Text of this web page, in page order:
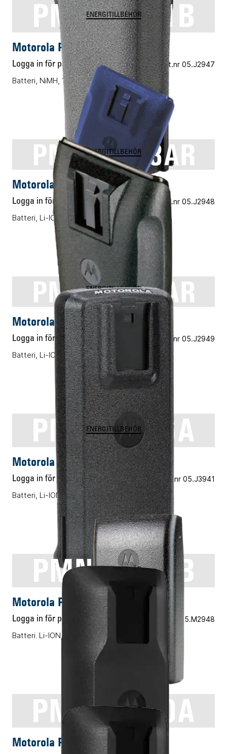
PMNN4251B
ENERGITILLBEHÖR
Motorola PMNN4251B
Logga in för pris Vårt art.nr 05.J2947
Batteri, NiMH, 1400mAh
PMNN4253AR
ENERGITILLBEHÖR
Motorola PMNN4253AR
Logga in för pris Vårt art.nr 05.J2948
Batteri, Li-ION, 1600mAh
PMNN4254AR
ENERGITILLBEHÖR
Motorola PMNN4254AR
Logga in för pris Vårt art.nr 05.J2949
Batteri, Li-ION, 2300mAh
PMNN4476A
ENERGITILLBEHÖR
Motorola PMNN4476A
Logga in för pris Vårt art.nr 05.J3941
Batteri, Li-ION, 1750mAh
PMNN4351B
Motorola PMNN4351B
Logga in för pris Vårt art.nr 05.M2948
Batteri. Li-ION, 1940mAh
PMNN4600A
Motorola PMNN4600A